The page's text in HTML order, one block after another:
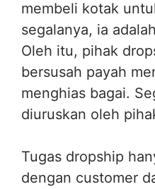
membeli kotak
segalanya, ia
Oleh itu, pihak
bersusah payah
menghias bagai.
diuruskan oleh
Tugas dropship
dengan customer